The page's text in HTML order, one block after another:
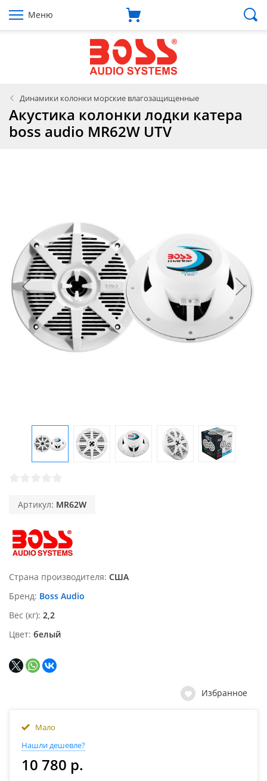
Меню
Динамики колонки морские влагозащищенные
Акустика колонки лодки катера
boss audio MR62W UTV
Артикул: MR62W
Страна производителя США
Бренд Boss Audio
Вес (кг) 2,2
Цвет белый
Избранное
Мало
Нашли дешевле?
10 780 р.